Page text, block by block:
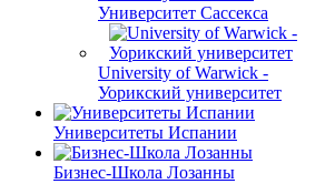
Университет Сассекса
University of Warwick -
Уорикский университет
Университеты Испании
Бизнес-Школа Лозанны